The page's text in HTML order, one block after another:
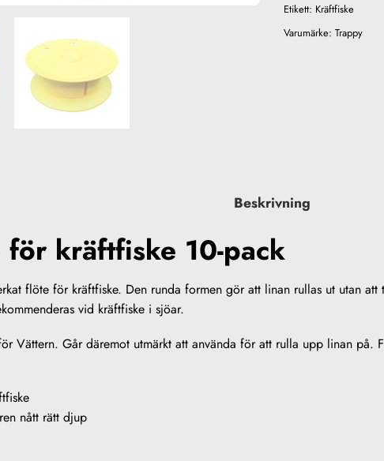
Etikett: Kräftfiske
Varumärke: Trappy
Beskrivning
för kräftfiske 10-pack
flöte för kräftfiske. Den runda formen gör att linan rullas ut utan
vid kräftfiske i sjöar.
Vättern. Går däremot utmärkt att använda för att rulla upp linan på.
nått rätt djup